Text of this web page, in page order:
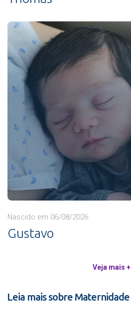
Nascido em 06/08/2026
Gustavo
Veja mais +
Leia mais sobre Maternidade